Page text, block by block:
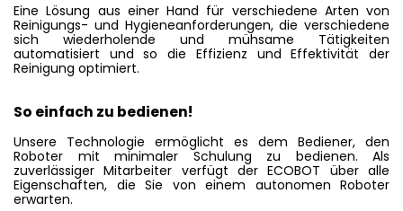
Eine Lösung aus einer Hand für verschiedene Arten von
Reinigungs- und Hygieneanforderungen, die verschiedene
sich wiederholende und mühsame Tätigkeiten
automatisiert und so die Effizienz und Effektivität der
Reinigung optimiert.
So einfach zu bedienen!
Unsere Technologie ermöglicht es dem Bediener, den
Roboter mit minimaler Schulung zu bedienen. Als
zuverlässiger Mitarbeiter verfügt der ECOBOT über alle
Eigenschaften, die Sie von einem autonomen Roboter
erwarten.